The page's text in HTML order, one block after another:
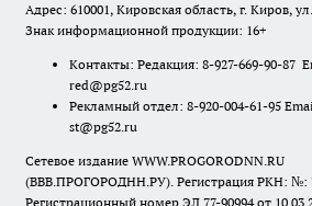
Адрес: 610001, Кировская область, г. Киров,
Знак информационной продукции: 16+
Контакты: Редакция: 8-927-669-90-87
red@pg52.ru
Рекламный отдел: 8-920-004-61-95
st@pg52.ru
Сетевое издание WWW.PROGORODNN.RU
(ВВВ.ПРОГОРОДНН.РУ). Регистрация РКН: №:
Регистрационный номер ЭЛ 77-90994 от